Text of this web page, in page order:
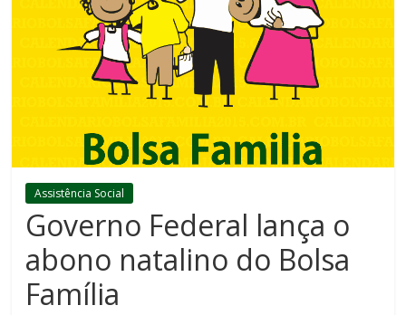
Assistência Social
Governo Federal lança o
abono natalino do Bolsa
Família